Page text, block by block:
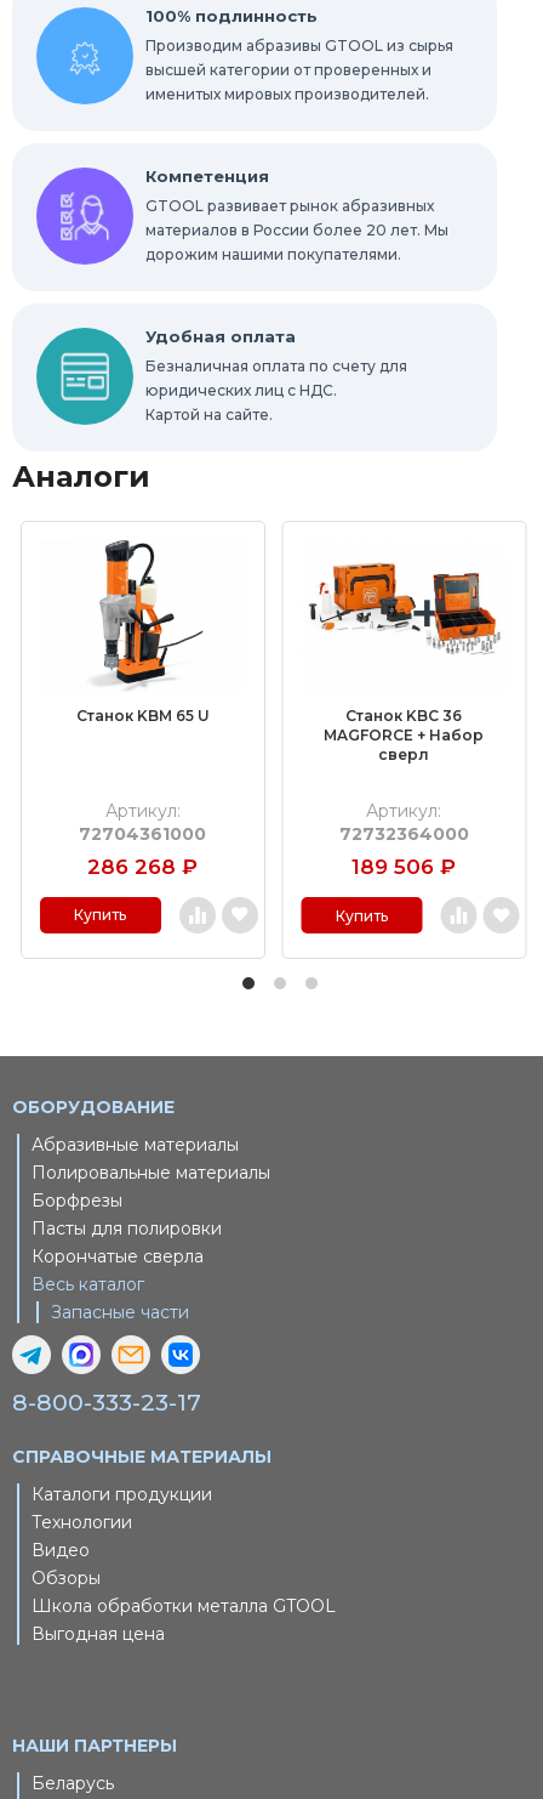
100% подлинность
Производим абразивы GTOOL из сырья
высшей категории от проверенных и
именитых мировых производителей.
Компетенция
GTOOL развивает рынок абразивных
материалов в России более 20 лет. Мы
дорожим нашими покупателями.
Удобная оплата
Безналичная оплата по счету для
юридических лиц с НДС.
Картой на сайте.
Аналоги
Станок KBM 65 U
Артикул:
72704361000
286 268 ₽
Купить
Станок KBC 36
MAGFORCE + Набор
сверл
Артикул:
72732364000
189 506 ₽
Купить
ОБОРУДОВАНИЕ
Абразивные материалы
Полировальные материалы
Борфрезы
Пасты для полировки
Корончатые сверла
Весь каталог
Запасные части
8-800-333-23-17
СПРАВОЧНЫЕ МАТЕРИАЛЫ
Каталоги продукции
Технологии
Видео
Обзоры
Школа обработки металла GTOOL
Выгодная цена
НАШИ ПАРТНЕРЫ
Беларусь